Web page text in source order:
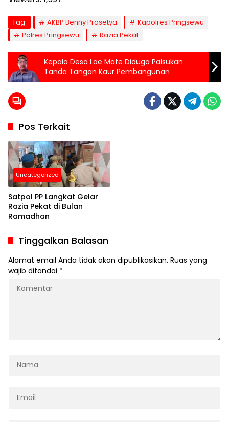
Tag: AKBP Benny Prasetya
Kapolres Pringsewu
Polres Pringsewu
Razia Pekat
Kepala Desa Lae Mate Diduga Palsukan
Tanda Tangan Kaur Pembangunan
Pos Terkait
Uncategorized
Satpol PP Langkat Gelar
Razia Pekat di Bulan
Ramadhan
Tinggalkan Balasan
Alamat email Anda tidak akan dipublikasikan. Ruas yang
wajib ditandai *